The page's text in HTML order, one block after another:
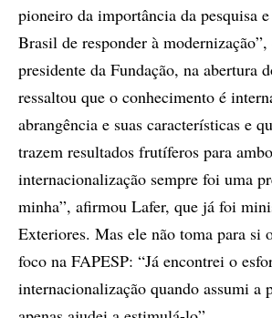
pioneiro da importância da pesquisa
Brasil de responder à
presidente da Fundação, na abertura
ressaltou que o conhecimento é
abrangência e suas características e
trazem resultados frutíferos para
internacionalização sempre foi uma
minha”, afirmou Lafer, que já foi
Exteriores. Mas ele não toma para si
foco na FAPESP: “Já encontrei o
internacionalização quando assumi a